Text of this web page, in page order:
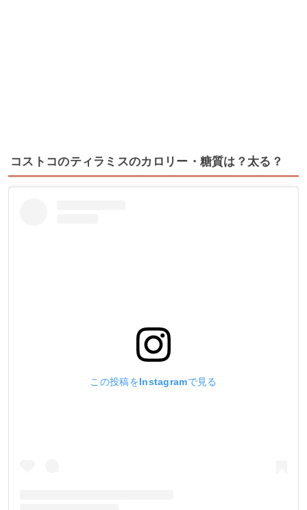
コストコのティラミスのカロリー・糖質は？太る？
この投稿をInstagramで見る